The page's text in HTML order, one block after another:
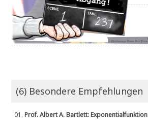
(6) Besondere Empfehlungen
01.Prof. Albert A. Bartlett: Exponentialfunktion